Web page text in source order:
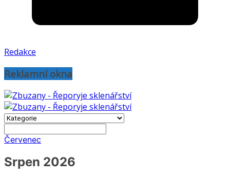
Redakce
Reklamní okna
Červenec
Srpen 2026